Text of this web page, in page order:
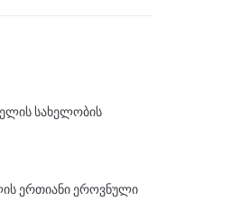
სახელობის
ერთიანი ეროვნული